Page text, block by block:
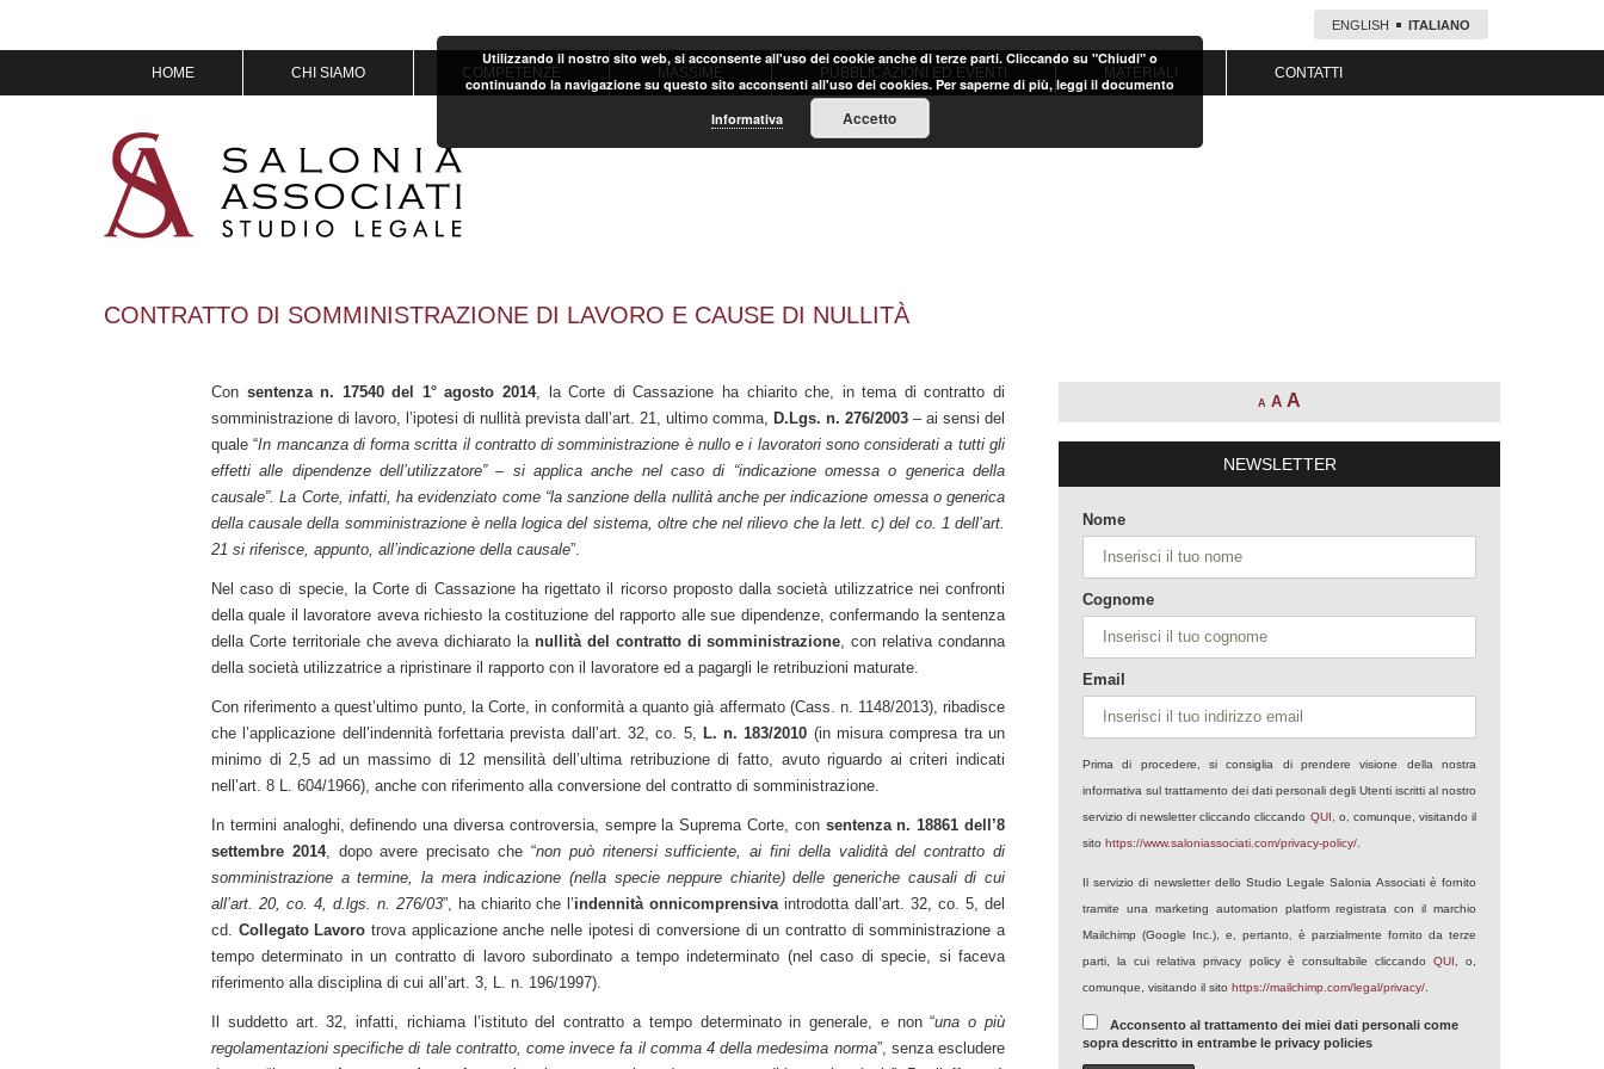
ENGLISH ITALIANO
HOME CHI SIAMO
IL TEAM
OF COUNSEL
COMPETENZE MASSIME PUBBLICAZIONI ED EVENTI MATERIALI CONTATTI
CONTRATTO DI SOMMINISTRAZIONE DI LAVORO E CAUSE DI NULLITÀ
Con sentenza n. 17540 del 1° agosto 2014, la Corte di Cassazione ha chiarito che, in tema di contratto di
somministrazione di lavoro, l’ipotesi di nullità prevista dall’art. 21, ultimo comma, D.Lgs. n. 276/2003 – ai sensi del
quale “In mancanza di forma scritta il contratto di somministrazione è nullo e i lavoratori sono considerati a tutti gli
effetti alle dipendenze dell’utilizzatore” – si applica anche nel caso di “indicazione omessa o generica della
causale”. La Corte, infatti, ha evidenziato come “la sanzione della nullità anche per indicazione omessa o generica
della causale della somministrazione è nella logica del sistema, oltre che nel rilievo che la lett. c) del co. 1 dell’art.
21 si riferisce, appunto, all’indicazione della causale”.
Nel caso di specie, la Corte di Cassazione ha rigettato il ricorso proposto dalla società utilizzatrice nei confronti
della quale il lavoratore aveva richiesto la costituzione del rapporto alle sue dipendenze, confermando la sentenza
della Corte territoriale che aveva dichiarato la nullità del contratto di somministrazione, con relativa condanna
della società utilizzatrice a ripristinare il rapporto con il lavoratore ed a pagargli le retribuzioni maturate.
Con riferimento a quest’ultimo punto, la Corte, in conformità a quanto già affermato (Cass. n. 1148/2013), ribadisce
che l’applicazione dell’indennità forfettaria prevista dall’art. 32, co. 5, L. n. 183/2010 (in misura compresa tra un
minimo di 2,5 ad un massimo di 12 mensilità dell’ultima retribuzione di fatto, avuto riguardo ai criteri indicati
nell’art. 8 L. 604/1966), anche con riferimento alla conversione del contratto di somministrazione.
In termini analoghi, definendo una diversa controversia, sempre la Suprema Corte, con sentenza n. 18861 dell’8
settembre 2014, dopo avere precisato che “non può ritenersi sufficiente, ai fini della validità del contratto di
somministrazione a termine, la mera indicazione (nella specie neppure chiarite) delle generiche causali di cui
all’art. 20, co. 4, d.lgs. n. 276/03”, ha chiarito che l’indennità onnicomprensivaintrodotta dall’art. 32, co. 5, del
cd. Collegato Lavoro trova applicazione anche nelle ipotesi di conversione di un contratto di somministrazione a
tempo determinato in un contratto di lavoro subordinato a tempo indeterminato (nel caso di specie, si faceva
riferimento alla disciplina di cui all’art. 3, L. n. 196/1997).
Il suddetto art. 32, infatti, richiama l’istituto del contratto a tempo determinato in generale, e non “una o più
regolamentazioni specifiche di tale contratto, come invece fa il comma 4 della medesima norma”, senza escludere
A A A
NEWSLETTER
Nome
Cognome
Email
Prima di procedere, si consiglia di prendere visione della nostra
informativa sul trattamento dei dati personali degli Utenti iscritti al nostro
servizio di newsletter cliccando cliccando QUI , o, comunque, visitando il
sito https://www.saloniassociati.com/privacy-policy/
Il servizio di newsletter dello Studio Legale Salonia Associati è fornito
tramite una marketing automation platform registrata con il marchio
Mailchimp (Google Inc.), e, pertanto, è parzialmente fornito da terze
parti, la cui relativa privacy policy è consultabile cliccando QUI , o,
comunque, visitando il sito https://mailchimp.com/legal/privacy/
Acconsento al trattamento dei miei dati personali come
sopra descritto in entrambe le privacy policies
Utilizzando il nostro sito web, si acconsente all'uso dei cookie anche di terze parti. Cliccando su "Chiudi" o
continuando la navigazione su questo sito acconsenti all'uso dei cookies. Per saperne di più, leggi il documento
Informativa
Accetto